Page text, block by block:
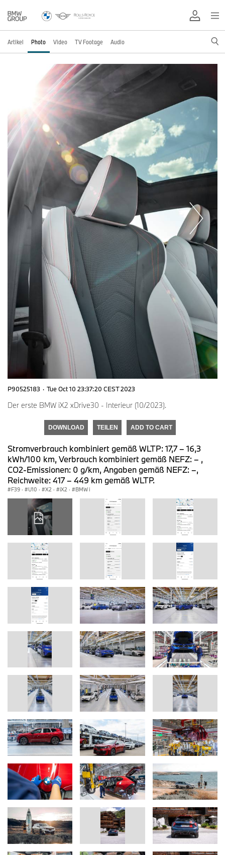
Artikel Photo Video TV Footage Audio
P90525183 · Tue Oct 10 23:37:20 CEST 2023
Der erste BMW iX2 xDrive30 - Interieur (10/2023).
DOWNLOAD TEILEN ADD TO CART
Stromverbrauch kombiniert gemäß WLTP: 17,7 – 16,3
kWh/100 km, Verbrauch kombiniert gemäß NEFZ: – ,
CO2-Emissionen: 0 g/km, Angaben gemäß NEFZ: –,
Reichweite: 417 – 449 km gemäß WLTP.
F39 · U10 · X2 · iX2 · BMW i